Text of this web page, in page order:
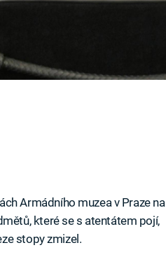
Armádního muzea v Praze na
které se s atentátem pojí,
stopy zmizel.